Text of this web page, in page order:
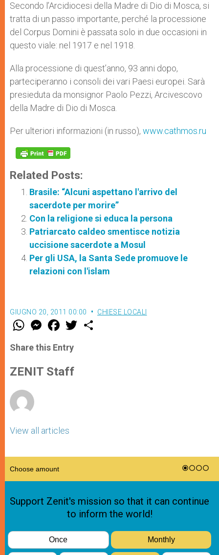
Secondo l’Arcidiocesi della Madre di Dio di Mosca, si
tratta di un passo importante, perché la processione
del Corpus Domini è passata solo in due occasioni in
questo viale: nel 1917 e nel 1918.
Alla processione di quest’anno, 93 anni dopo,
parteciperanno i consoli dei vari Paesi europei. Sarà
presieduta da monsignor Paolo Pezzi, Arcivescovo
della Madre di Dio di Mosca.
Per ulteriori informazioni (in russo), www.cathmos.ru
Related Posts:
Brasile: “Alcuni aspettano l'arrivo del
sacerdote per morire”
Con la religione si educa la persona
Patriarcato caldeo smentisce notizia
uccisione sacerdote a Mosul
Per gli USA, la Santa Sede promuove le
relazioni con l'islam
GIUGNO 20, 2011 00:00 CHIESE LOCALI
W
t
s
p
p
M
e
s
e
g
e
F
a
e
b
o
k
w
Share this Entry
ZENIT Staff
View all articles